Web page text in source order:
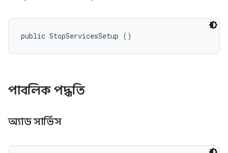
public StopServicesSetup ()
পাবলিক পদ্ধতি
অ্যাড সার্ভিস